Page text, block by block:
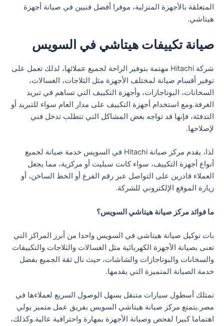
المتعلقة بالأجهزة المنزلية، موفرا أفضل فنيين في صيانة أجهزة
هيتاشي.
صيانة تكييفات هيتاشي في السويس
شركة Hitachi مهتمة بتوفير الراحة لجميع عملائها، لذلك تعمل على
توفير أقسام صيانة لمختلف الأجهزة مثل الثلاجات، الغسالات،
السخانات، البوتاجازات، وأجهزة التكييف التي تساهم في تبريد
الغرفة.ومع استخدام أجهزة التكييف على مدار العام سواء للتبريد أو
التدفئة، فإنها قد تواجه بعض المشاكل التي تتطلب تدخل فني
لإصلاحها.
لذا، يقدم مركز صيانة Hitachi في السويس خدمة صيانة لجميع
أنواع أجهزة التكييف، سواء كانت سبليت أو مركزية، مما يجعل
العملاء قادرين على التواصل عبر رقم الفرع أو الخط الساخن، أو
زيارة الموقع الإلكتروني للشركة.
ما فوائد مركز صيانة هيتاشي السويس؟
بات توكيل صيانة هيتاشي في السويس واحدا من أبرز المراكز التي
تعنى بصيانة الأجهزة الكهربائية مثل الغسالات والثلاجات والتكييفات
والسخانات والبوتاجازات والشاشات، حيث نال ثقة الجميع بفضل
خدمة الصيانة المتميزة التي يقدمها.
تمتلك أسطول سيارات متنقل يسهل الوصول السريع لعملاءها في
مصر.يتمتع مركز صيانة هيتاشي السويس بفريق عمل متميز يولي
اهتماما كبيرا لفحص وصيانة الأجهزة بمهارة واحترافية عالية.وكذلك،